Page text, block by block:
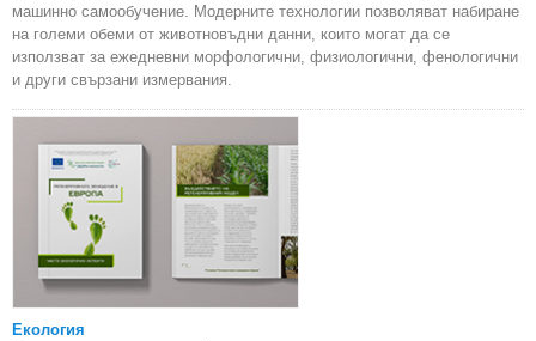
машинно самообучение. Модерните технологии позволяват набиране
на големи обеми от животновъдни данни, които могат да се
използват за ежедневни морфологични, физиологични, фенологични
и други свързани измервания.
Екология